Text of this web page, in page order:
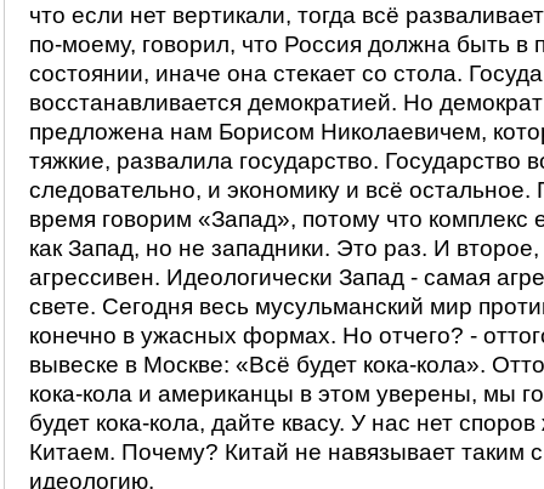
что если нет вертикали, тогда всё
по-моему, говорил, что Россия должна быть
состоянии, иначе она стекает со стола.
восстанавливается демократией. Но
предложена нам Борисом Николаевичем,
тяжкие, развалила государство. Государство
следовательно, и экономику и всё
время говорим «Запад», потому что
как Запад, но не западники. Это раз. И
агрессивен. Идеологически Запад - самая
свете. Сегодня весь мусульманский мир
конечно в ужасных формах. Но отчего? -
вывеске в Москве: «Всё будет кока-кола».
кока-кола и американцы в этом уверены, мы
будет кока-кола, дайте квасу. У нас нет
Китаем. Почему? Китай не навязывает таким
идеологию.